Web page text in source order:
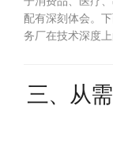
配有深刻体会。
务厂在技术深度上
三、从